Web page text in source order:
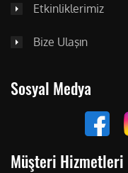
Etkinliklerimiz
Bize Ulaşın
Sosyal Medya
Müşteri Hizmetleri